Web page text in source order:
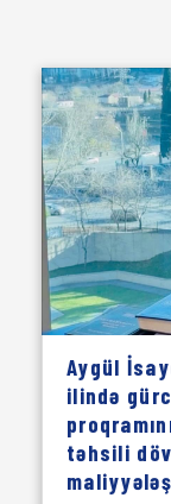
Aygül
ilində
təhsili